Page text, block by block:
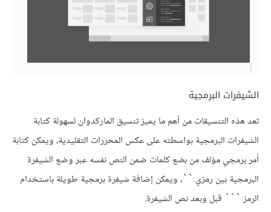
الشيفرات البرمجية
تعد هذه التنسيقات من أهم ما يميز تنسيق الماركدوان لسهولة كتابة
الشيفرات البرمجية بواسطته على عكس المحررات التقليدية، ويمكن كتابة
أمر برمجي مؤلف من بضع كلمات ضمن النص نفسه عبر وضع الشيفرة
البرمجية بين رمزي ``، ويمكن إضافة شيفرة برمجية طويلة باستخدام
الرمز ``` قبل وبعد نص الشيفرة.